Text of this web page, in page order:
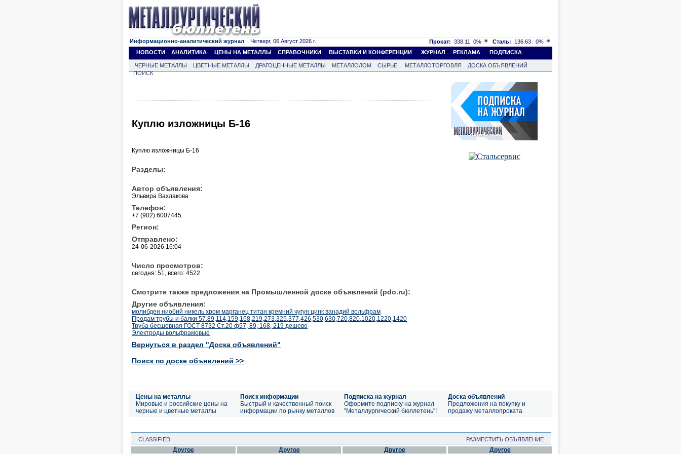
Информационно-аналитический журнал Четверг, 06 Август 2026 г. Прокат: 338.11 0% Сталь: 136.63
0%
НОВОСТИ
АНАЛИТИКА ЦЕНЫ НА МЕТАЛЛЫ СПРАВОЧНИКИ ВЫСТАВКИ И КОНФЕРЕНЦИИ ЖУРНАЛ РЕКЛАМА ПОДПИСКА
ЧЕРНЫЕ МЕТАЛЛЫ ЦВЕТНЫЕ МЕТАЛЛЫ ДРАГОЦЕННЫЕ МЕТАЛЛЫ МЕТАЛЛОЛОМ СЫРЬЕ МЕТАЛЛОТОРГОВЛЯ
ДОСКА ОБЪЯВЛЕНИЙ
ПОИСК
Куплю изложницы Б-16
Куплю изложницы Б-16
Разделы:
Автор объявления:
Эльвира Вахлакова
Телефон:
+7 (902) 6007445
Регион:
Отправлено:
24-06-2026 16:04
Число просмотров:
сегодня: 51, всего: 4522
Смотрите также предложения на Промышленной доске объявлений (pdo.ru):
Другие объявления:
молибден ниобий никель хром марганец титан кремний чугун цинк ванадий вольфрам
Продам трубы и балки 57,89,114,159,168,219,273,325,377,426,530,630,720,820,1020,1220,1420
Труба бесшовная ГОСТ 8732 Ст.20 ф57, 89, 168, 219 дешево
Электроды вольфрамовые
Вернуться в раздел "Доска объявлений"
Поиск по доске объявлений >>
Цены на металлы
Мировые и российские цены на
черные и цветные металлы
Поиск информации
Быстрый и качественный поиск
информации по рынку металлов
Подписка на журнал
Оформите подписку на журнал
"Металлургический бюллетень"!
Доска объявлений
Предложения на покупку и
продажу металлопроката
CLASSIFIED РАЗМЕСТИТЬ ОБЪЯВЛЕНИЕ
Другое Другое Другое Другое